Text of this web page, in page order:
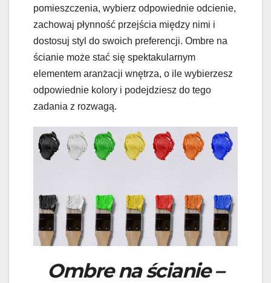
pomieszczenia, wybierz odpowiednie odcienie,
zachowaj płynność przejścia między nimi i
dostosuj styl do swoich preferencji. Ombre na
ścianie może stać się spektakularnym
elementem aranżacji wnętrza, o ile wybierzesz
odpowiednie kolory i podejdziesz do tego
zadania z rozwagą.
Ombre na ścianie –